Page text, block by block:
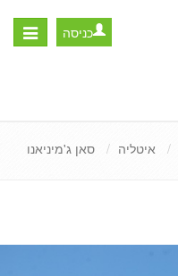
Toggle
כניסה
איטליה סאן ג'מיניאנו